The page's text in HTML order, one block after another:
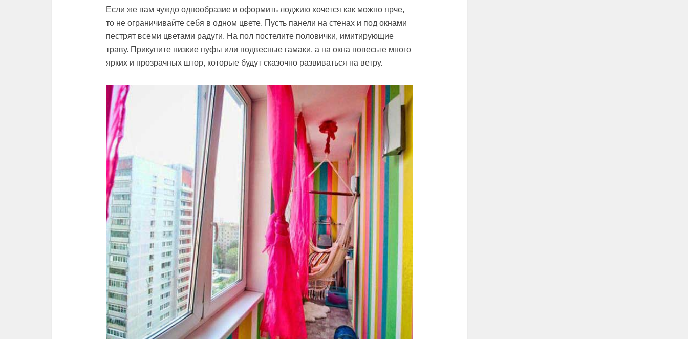
Если же вам чуждо однообразие и оформить лоджию хочется как можно ярче,
то не ограничивайте себя в одном цвете. Пусть панели на стенах и под окнами
пестрят всеми цветами радуги. На пол постелите половички, имитирующие
траву. Прикупите низкие пуфы или подвесные гамаки, а на окна повесьте много
ярких и прозрачных штор, которые будут сказочно развиваться на ветру.